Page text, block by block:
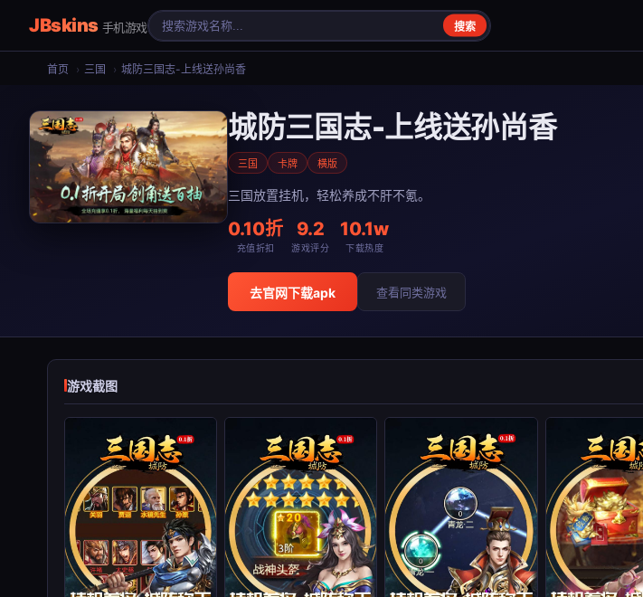
JBskins 手机游戏 搜索
首页 › 三国 › 城防三国志-上线送孙尚香
城防三国志-上线送孙尚香
三国 卡牌 横版
三国放置挂机，轻松养成不肝不氪。
0.10折
充值折扣
9.2
游戏评分
10.1w
下载热度
去官网下载apk 查看同类游戏
游戏截图